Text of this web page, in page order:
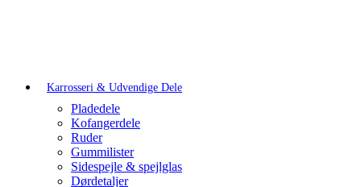
Karrosseri & Udvendige Dele
Pladedele
Kofangerdele
Ruder
Gummilister
Sidespejle & spejlglas
Dørdetaljer